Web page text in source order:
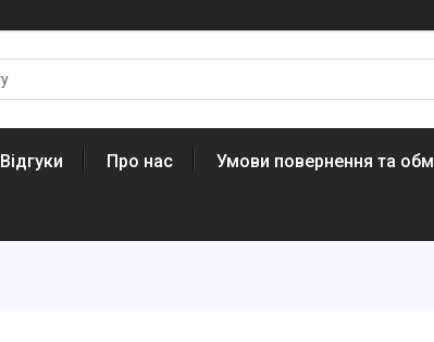
Відгуки Про нас Умови повернення та